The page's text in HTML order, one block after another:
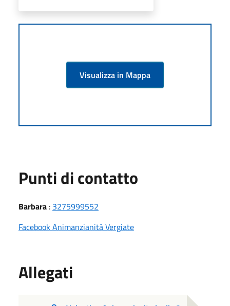
Visualizza in Mappa
Punti di contatto
Barbara : 3275999552
Facebook Animanzianità Vergiate
Allegati